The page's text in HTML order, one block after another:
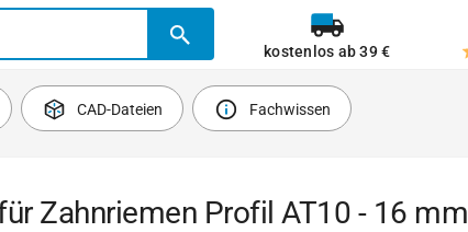
kostenlos ab 39 €
CAD-Dateien Fachwissen
Zahnriemen Profil AT10 - 16 mm